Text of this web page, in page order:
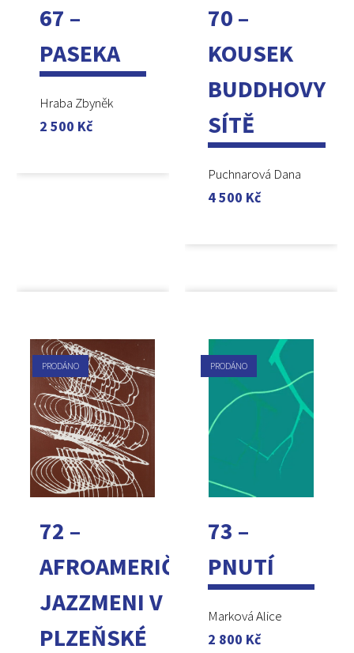
67 –
PASEKA
Hraba Zbyněk
2 500 Kč
70 –
KOUSEK
BUDDHOVY
SÍTĚ
Puchnarová Dana
4 500 Kč
PRODÁNO
72 –
AFROAMERIČTÍ
JAZZMENI V
PLZEŇSKÉ
PRODÁNO
73 –
PNUTÍ
Marková Alice
2 800 Kč